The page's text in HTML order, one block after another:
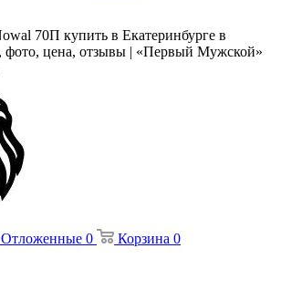
70П купить в Екатеринбурге в
фото, цена, отзывы | «Первый Мужской»
Отложенные 0 Корзина 0